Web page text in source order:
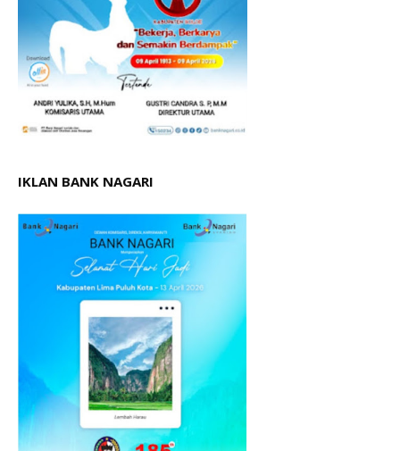
IKLAN BANK NAGARI